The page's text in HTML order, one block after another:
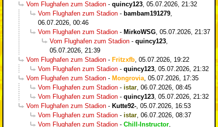
Vom Flughafen zum Stadion - quincy123, 05.07.2026, 21:32
Vom Flughafen zum Stadion - bambam191279,
06.07.2026, 00:46
Vom Flughafen zum Stadion - MirkoWSG, 05.07.2026, 21:37
Vom Flughafen zum Stadion - quincy123,
05.07.2026, 21:39
Vom Flughafen zum Stadion - Fritzxfb, 05.07.2026, 19:22
Vom Flughafen zum Stadion - quincy123, 05.07.2026, 21:32
Vom Flughafen zum Stadion - Mongrovia, 05.07.2026, 17:35
Vom Flughafen zum Stadion - istar, 06.07.2026, 08:45
Vom Flughafen zum Stadion - quincy123, 05.07.2026, 21:32
Vom Flughafen zum Stadion - Kutte92-, 05.07.2026, 16:53
Vom Flughafen zum Stadion - istar, 06.07.2026, 08:37
Vom Flughafen zum Stadion - Chill-Instructor,